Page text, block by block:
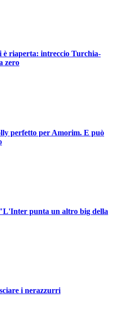
è riaperta: intreccio Turchia-
zero
perfetto per Amorim. E può
punta un altro big della
i nerazzurri